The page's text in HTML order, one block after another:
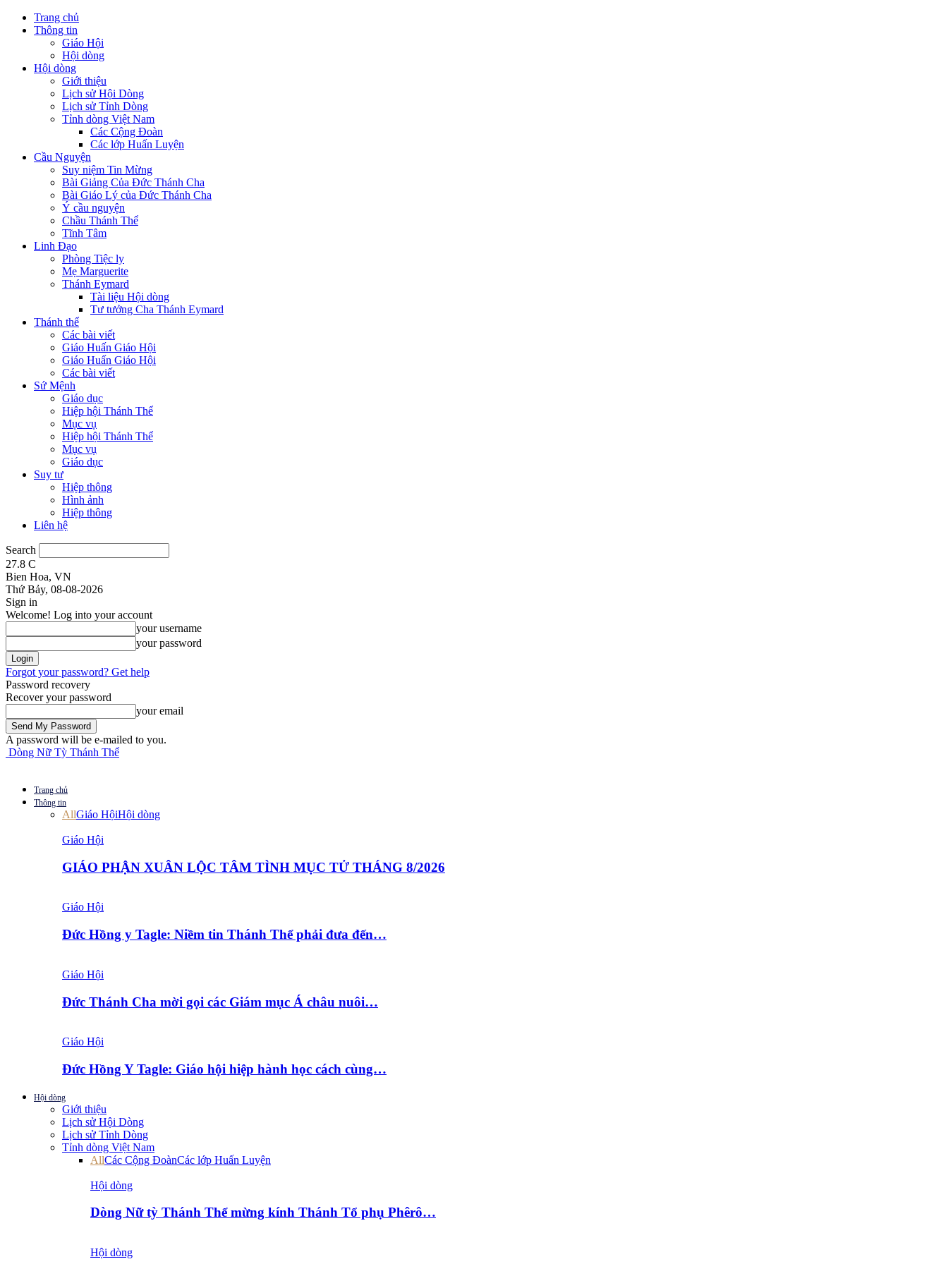
Trang chủ
Thông tin
Giáo Hội
Hội dòng
Hội dòng
Giới thiệu
Lịch sử Hội Dòng
Lịch sử Tỉnh Dòng
Tỉnh dòng Việt Nam
Các Cộng Đoàn
Các lớp Huấn Luyện
Cầu Nguyện
Suy niệm Tin Mừng
Bài Giảng Của Đức Thánh Cha
Bài Giáo Lý của Đức Thánh Cha
Ý cầu nguyện
Chầu Thánh Thể
Tĩnh Tâm
Linh Đạo
Phòng Tiệc ly
Mẹ Marguerite
Thánh Eymard
Tài liệu Hội dòng
Tư tưởng Cha Thánh Eymard
Thánh thể
Các bài viết
Giáo Huấn Giáo Hội
Giáo Huấn Giáo Hội
Các bài viết
Sứ Mệnh
Giáo dục
Hiệp hội Thánh Thể
Mục vụ
Hiệp hội Thánh Thể
Mục vụ
Giáo dục
Suy tư
Hiệp thông
Hình ảnh
Hiệp thông
Liên hệ
Search
27.8 C
Bien Hoa, VN
Thứ Bảy, 08-08-2026
Sign in
Welcome! Log into your account
your username
your password
Forgot your password? Get help
Password recovery
Recover your password
your email
A password will be e-mailed to you.
Dòng Nữ Tỳ Thánh Thể
Trang chủ
Thông tin
AllGiáo HộiHội dòng
Giáo Hội
GIÁO PHẬN XUÂN LỘC TÂM TÌNH MỤC TỬ THÁNG 8/2026
Giáo Hội
Đức Hồng y Tagle: Niềm tin Thánh Thể phải đưa đến…
Giáo Hội
Đức Thánh Cha mời gọi các Giám mục Á châu nuôi…
Giáo Hội
Đức Hồng Y Tagle: Giáo hội hiệp hành học cách cùng…
Hội dòng
Giới thiệu
Lịch sử Hội Dòng
Lịch sử Tỉnh Dòng
Tỉnh dòng Việt Nam
AllCác Cộng ĐoànCác lớp Huấn Luyện
Hội dòng
Dòng Nữ tỳ Thánh Thể mừng kính Thánh Tổ phụ Phêrô…
Hội dòng